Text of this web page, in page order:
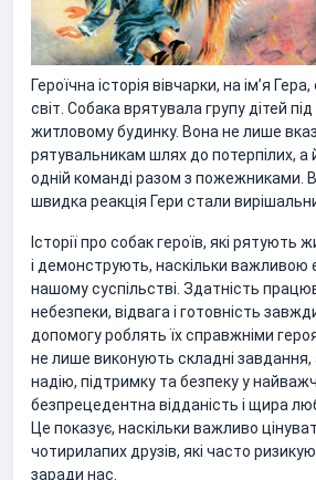
Героїчна історія вівчарки, на ім’я
світ. Собака врятувала групу дітей
житловому будинку. Вона не лише
рятувальникам шлях до потерпілих,
одній команді разом з пожежниками.
швидка реакція Гери стали
Історії про собак героїв, які
і демонструють, наскільки важливою
нашому суспільстві. Здатність
небезпеки, відвага і готовність
допомогу роблять їх справжніми
не лише виконують складні
надію, підтримку та безпеку у
безпрецедентна відданість і щира
Це показує, наскільки важливо
чотирилапих друзів, які часто
заради нас.